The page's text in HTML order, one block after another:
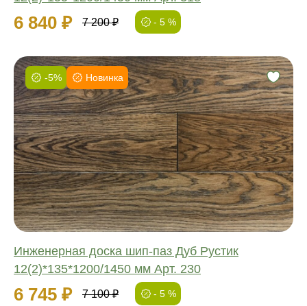
6 840 ₽ 7 200 ₽ - 5 %
-5% Новинка
Инженерная доска шип-паз Дуб Рустик
12(2)*135*1200/1450 мм Арт. 230
6 745 ₽ 7 100 ₽ - 5 %
Фаска:
Соединение:
Обработка:
Длина:
Ширина:
Толщина: